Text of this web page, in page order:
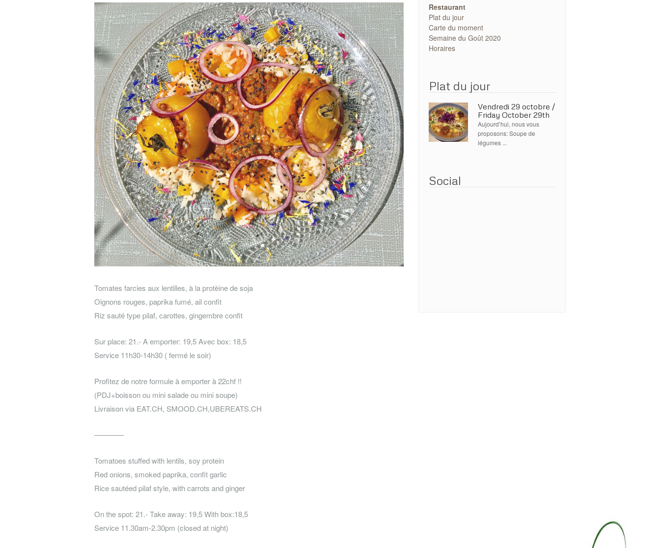
Tomates farcies aux lentilles, à la protèine de soja
Oignons rouges, paprika fumé, ail confit
Riz sauté type pilaf, carottes, gingembre confit
Sur place: 21.- A emporter: 19,5 Avec box: 18,5
Service 11h30-14h30 ( fermé le soir)
Profitez de notre formule à emporter à 22chf !!
(PDJ+boisson ou mini salade ou mini soupe)
Livraison via EAT.CH, SMOOD.CH,UBEREATS.CH
————
Tomatoes stuffed with lentils, soy protein
Red onions, smoked paprika, confit garlic
Rice sautéed pilaf style, with carrots and ginger
On the spot: 21.- Take away: 19,5 With box:18,5
Service 11.30am-2.30pm (closed at night)
Restaurant
Plat du jour
Carte du moment
Semaine du Goût 2020
Horaires
Plat du jour
Vendredi 29 octobre /
Friday October 29th
Aujourd’hui, nous vous
proposons: Soupe de
légumes ...
Social